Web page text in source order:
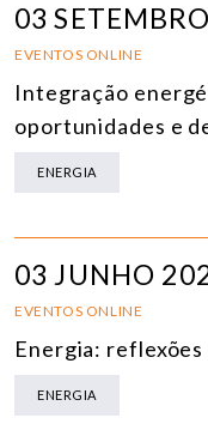
03
EVENTOS ONLINE
Integração
oportunidades e
ENERGIA
03 JUNHO
EVENTOS ONLINE
Energia:
ENERGIA